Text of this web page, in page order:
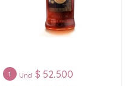
1 Und $ 52.500